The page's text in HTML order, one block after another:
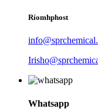
Ríomhphost
Whatsapp